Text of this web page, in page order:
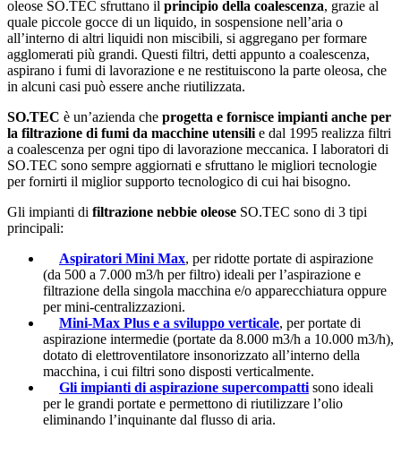
oleose SO.TEC sfruttano il principio della coalescenza, grazie al
quale piccole gocce di un liquido, in sospensione nell’aria o
all’interno di altri liquidi non miscibili, si aggregano per formare
agglomerati più grandi. Questi filtri, detti appunto a coalescenza,
aspirano i fumi di lavorazione e ne restituiscono la parte oleosa, che
in alcuni casi può essere anche riutilizzata.
SO.TEC è un’azienda che progetta e fornisce impianti anche per
la filtrazione di fumi da macchine utensilie dal 1995 realizza filtri
a coalescenza per ogni tipo di lavorazione meccanica. I laboratori di
SO.TEC sono sempre aggiornati e sfruttano le migliori tecnologie
per fornirti il miglior supporto tecnologico di cui hai bisogno.
Gli impianti di filtrazione nebbie oleose SO.TEC sono di 3 tipi
principali:
Aspiratori Mini Max, per ridotte portate di aspirazione
(da 500 a 7.000 m3/h per filtro) ideali per l’aspirazione e
filtrazione della singola macchina e/o apparecchiatura oppure
per mini-centralizzazioni.
Mini-Max Plus e a sviluppo verticale, per portate di
aspirazione intermedie (portate da 8.000 m3/h a 10.000 m3/h),
dotato di elettroventilatore insonorizzato all’interno della
macchina, i cui filtri sono disposti verticalmente.
Gli impianti di aspirazione supercompattisono ideali
per le grandi portate e permettono di riutilizzare l’olio
eliminando l’inquinante dal flusso di aria.